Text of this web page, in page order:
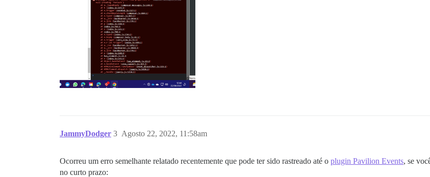
JammyDodger Agosto 22, 2022, 11:58am
3
Ocorreu um erro semelhante relatado recentemente que pode ter sido rastreado até o plugin Pavilion Events, se
no curto prazo: